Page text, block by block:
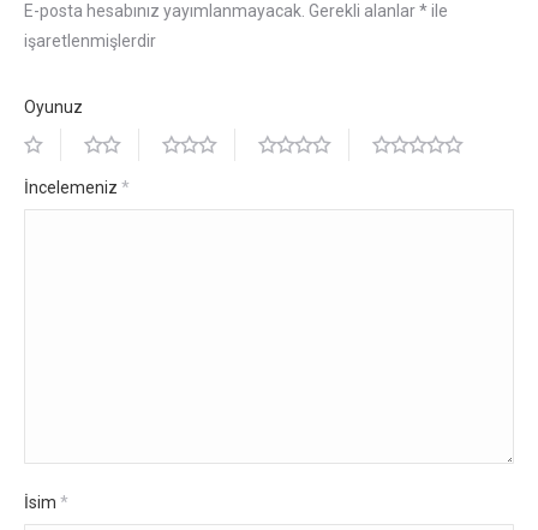
E-posta hesabınız yayımlanmayacak. Gerekli alanlar*ile
işaretlenmişlerdir
Oyunuz
İncelemeniz *
İsim *